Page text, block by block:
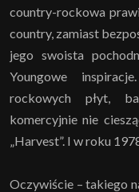
country-rockowa
country, zamiast
jego swoista
Youngowe
rockowych płyt,
komercyjnie nie
„Harvest”. I w roku
Oczywiście – takiego